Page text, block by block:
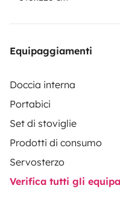
Equipaggiamenti
Doccia interna
Portabici
Set di stoviglie
Prodotti di consumo
Servosterzo
Verifica tutti gli